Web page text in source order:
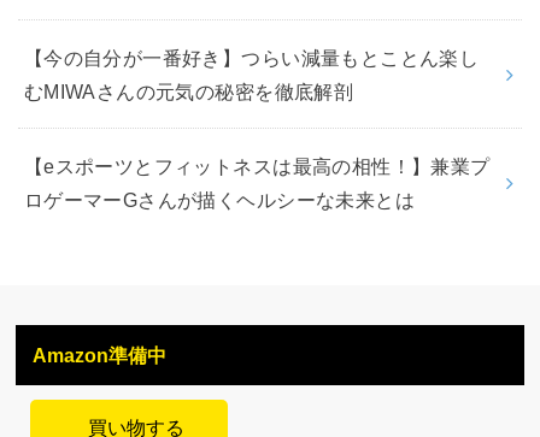
【今の自分が一番好き】つらい減量もとことん楽し
むMIWAさんの元気の秘密を徹底解剖
【eスポーツとフィットネスは最高の相性！】兼業プ
ロゲーマーGさんが描くヘルシーな未来とは
Amazon準備中
買い物する